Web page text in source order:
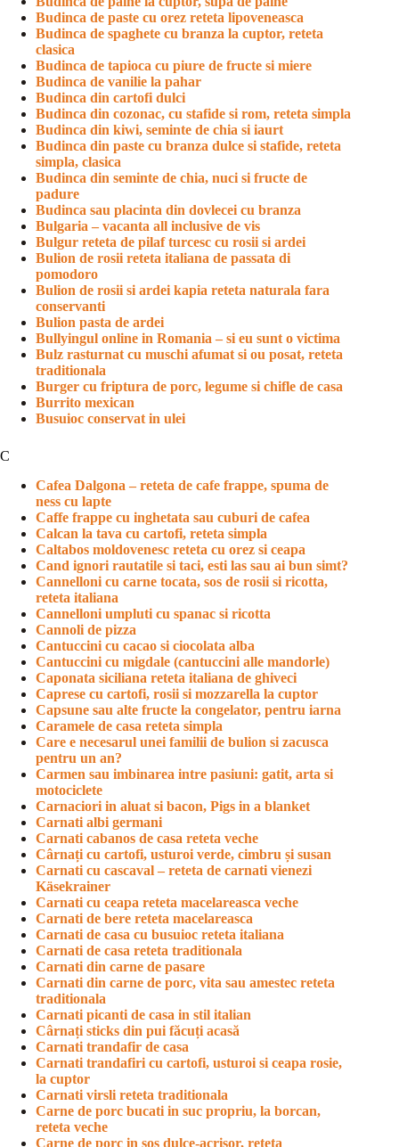
Budinca de paste cu orez reteta lipoveneasca
Budinca de spaghete cu branza la cuptor, reteta
clasica
Budinca de tapioca cu piure de fructe si miere
Budinca de vanilie la pahar
Budinca din cartofi dulci
Budinca din cozonac, cu stafide si rom, reteta simpla
Budinca din kiwi, seminte de chia si iaurt
Budinca din paste cu branza dulce si stafide, reteta
simpla, clasica
Budinca din seminte de chia, nuci si fructe de
padure
Budinca sau placinta din dovlecei cu branza
Bulgaria – vacanta all inclusive de vis
Bulgur reteta de pilaf turcesc cu rosii si ardei
Bulion de rosii reteta italiana de passata di
pomodoro
Bulion de rosii si ardei kapia reteta naturala fara
conservanti
Bulion pasta de ardei
Bullyingul online in Romania – si eu sunt o victima
Bulz rasturnat cu muschi afumat si ou posat, reteta
traditionala
Burger cu friptura de porc, legume si chifle de casa
Burrito mexican
Busuioc conservat in ulei
C
Cafea Dalgona – reteta de cafe frappe, spuma de
ness cu lapte
Caffe frappe cu inghetata sau cuburi de cafea
Calcan la tava cu cartofi, reteta simpla
Caltabos moldovenesc reteta cu orez si ceapa
Cand ignori rautatile si taci, esti las sau ai bun simt?
Cannelloni cu carne tocata, sos de rosii si ricotta,
reteta italiana
Cannelloni umpluti cu spanac si ricotta
Cannoli de pizza
Cantuccini cu cacao si ciocolata alba
Cantuccini cu migdale (cantuccini alle mandorle)
Caponata siciliana reteta italiana de ghiveci
Caprese cu cartofi, rosii si mozzarella la cuptor
Capsune sau alte fructe la congelator, pentru iarna
Caramele de casa reteta simpla
Care e necesarul unei familii de bulion si zacusca
pentru un an?
Carmen sau imbinarea intre pasiuni: gatit, arta si
motociclete
Carnaciori in aluat si bacon, Pigs in a blanket
Carnati albi germani
Carnati cabanos de casa reteta veche
Cârnați cu cartofi, usturoi verde, cimbru și susan
Carnati cu cascaval – reteta de carnati vienezi
Käsekrainer
Carnati cu ceapa reteta macelareasca veche
Carnati de bere reteta macelareasca
Carnati de casa cu busuioc reteta italiana
Carnati de casa reteta traditionala
Carnati din carne de pasare
Carnati din carne de porc, vita sau amestec reteta
traditionala
Carnati picanti de casa in stil italian
Cârnați sticks din pui făcuți acasă
Carnati trandafir de casa
Carnati trandafiri cu cartofi, usturoi si ceapa rosie,
la cuptor
Carnati virsli reteta traditionala
Carne de porc bucati in suc propriu, la borcan,
reteta veche
Carne de porc in sos dulce-acrisor, reteta